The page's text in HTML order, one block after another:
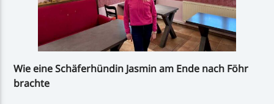
Wie eine Schäferhündin Jasmin am Ende nach Föhr
brachte